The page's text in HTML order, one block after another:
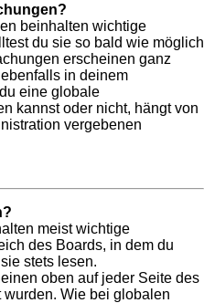
beinhalten wichtige
du sie so bald wie möglich
erscheinen ganz
in deinem
eine globale
kannst oder nicht, hängt von
vergebenen
meist wichtige
des Boards, in dem du
stets lesen.
oben auf jeder Seite des
wurden. Wie bei globalen